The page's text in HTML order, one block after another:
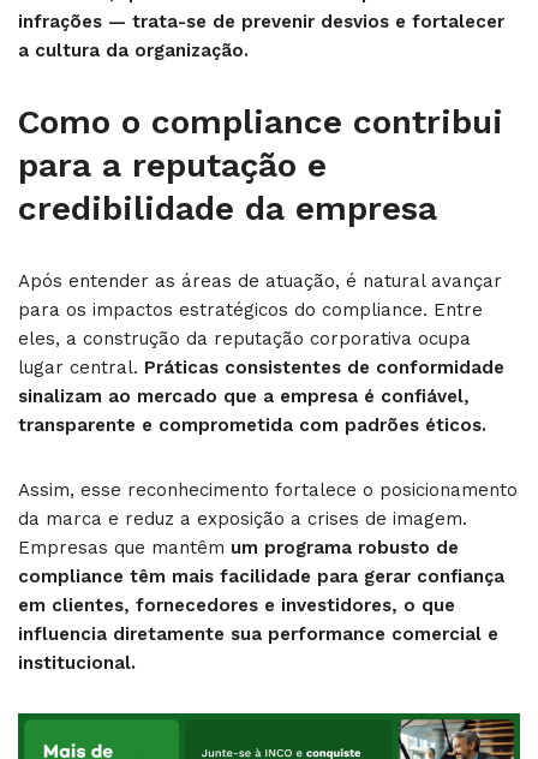
infrações — trata-se de prevenir desvios e fortalecer
a cultura da organização.
Como o compliance contribui
para a reputação e
credibilidade da empresa
Após entender as áreas de atuação, é natural avançar
para os impactos estratégicos do compliance. Entre
eles, a construção da reputação corporativa ocupa
lugar central. Práticas consistentes de conformidade
sinalizam ao mercado que a empresa é confiável,
transparente e comprometida com padrões éticos.
Assim, esse reconhecimento fortalece o posicionamento
da marca e reduz a exposição a crises de imagem.
Empresas que mantêm um programa robusto de
compliance têm mais facilidade para gerar confiança
em clientes, fornecedores e investidores, o que
influencia diretamente sua performance comercial e
institucional.